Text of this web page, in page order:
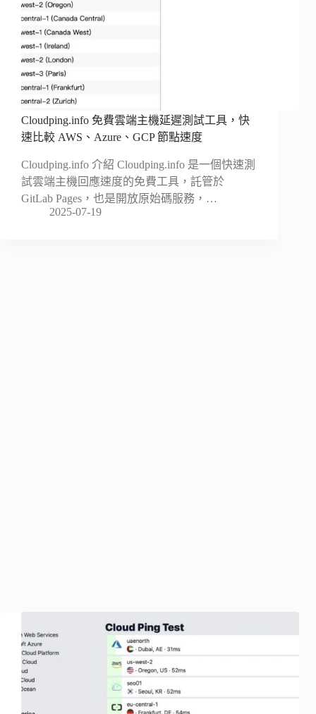
Cloudping.info 免費雲端主機延遲測試工具，快
速比較 AWS、Azure、GCP 節點速度
Cloudping.info 介紹 Cloudping.info 是一個快速測
試雲端主機回應速度的免費工具，託管於
GitLab Pages，也是開放原始碼服務，…
2025-07-19